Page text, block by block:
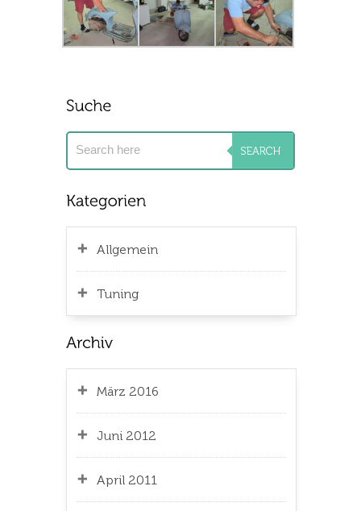
Allgemein
Tuning
März 2016
Juni 2012
April 2011